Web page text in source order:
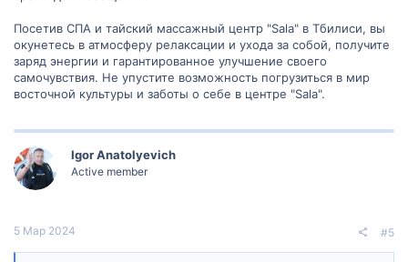
Посетив СПА и тайский массажный центр "Sala" в Тбилиси, вы
окунетесь в атмосферу релаксации и ухода за собой, получите
заряд энергии и гарантированное улучшение своего
самочувствия. Не упустите возможность погрузиться в мир
восточной культуры и заботы о себе в центре "Sala".
Igor Anatolyevich
Active member
5 Мар 2024 #5